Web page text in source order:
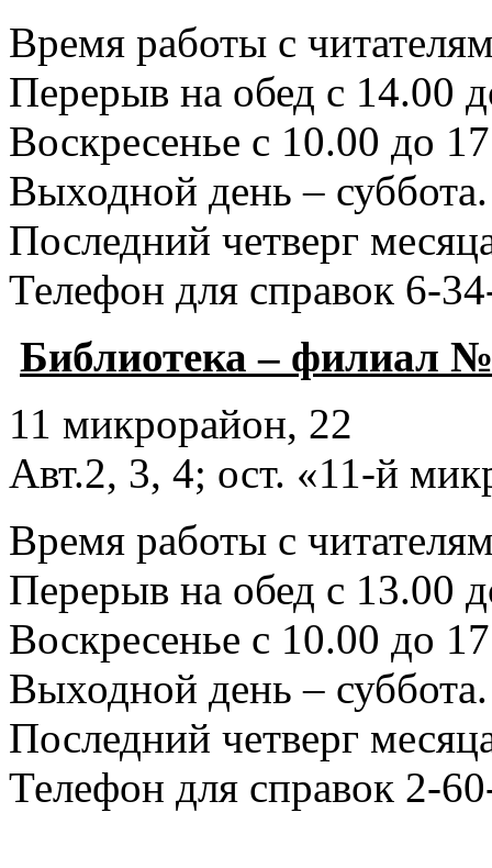
Время работы с
Перерыв на обед с 14.00
Воскресенье с 10.00 до
Выходной день – суббота.
Последний четверг
Телефон для справок 6-
Библиотека – филиал
11 микрорайон, 22
Авт.2, 3, 4; ост. «11-й
Время работы с
Перерыв на обед с 13.00
Воскресенье с 10.00 до
Выходной день – суббота.
Последний четверг
Телефон для справок 2-